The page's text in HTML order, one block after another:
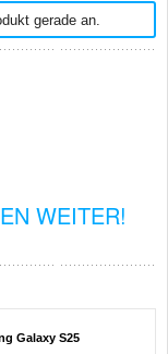
gerade an.
WEITER!
Galaxy S25